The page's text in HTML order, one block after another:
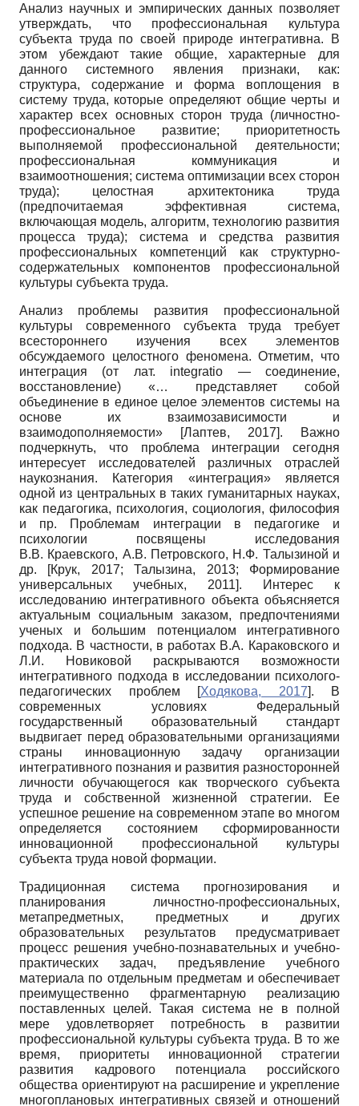
Анализ научных и эмпирических данных позволяет
утверждать, что профессиональная культура
субъекта труда по своей природе интегративна. В
этом убеждают такие общие, характерные для
данного системного явления признаки, как:
структура, содержание и форма воплощения в
систему труда, которые определяют общие черты и
характер всех основных сторон труда (личностно-
профессиональное развитие; приоритетность
выполняемой профессиональной деятельности;
профессиональная коммуникация и
взаимоотношения; система оптимизации всех сторон
труда); целостная архитектоника труда
(предпочитаемая эффективная система,
включающая модель, алгоритм, технологию развития
процесса труда); система и средства развития
профессиональных компетенций как структурно-
содержательных компонентов профессиональной
культуры субъекта труда.
Анализ проблемы развития профессиональной
культуры современного субъекта труда требует
всестороннего изучения всех элементов
обсуждаемого целостного феномена. Отметим, что
интеграция (от лат. integratio — соединение,
восстановление) «… представляет собой
объединение в единое целое элементов системы на
основе их взаимозависимости и
взаимодополняемости»
[Лаптев, 2017]. Важно
подчеркнуть, что проблема интеграции сегодня
интересует исследователей различных отраслей
наукознания. Категория «интеграция» является
одной из центральных в таких гуманитарных науках,
как педагогика, психология, социология, философия
и пр. Проблемам интеграции в педагогике и
психологии посвящены исследования
В.В. Краевского, А.В. Петровского, Н.Ф. Талызиной и
др. [Крук, 2017;Талызина, 2013; Формирование
универсальных учебных, 2011]. Интерес к
исследованию интегративного объекта объясняется
актуальным социальным заказом, предпочтениями
ученых и большим потенциалом интегративного
подхода. В частности, в работах В.А. Караковского и
Л.И. Новиковой раскрываются возможности
интегративного подхода в исследовании психолого-
педагогических проблем
[Ходякова, 2017]. В
современных условиях Федеральный
государственный образовательный стандарт
выдвигает перед образовательными организациями
страны инновационную задачу организации
интегративного познания и развития разносторонней
личности обучающегося как творческого субъекта
труда и собственной жизненной стратегии. Ее
успешное решение на современном этапе во многом
определяется состоянием сформированности
инновационной профессиональной культуры
субъекта труда новой формации.
Традиционная система прогнозирования и
планирования личностно-профессиональных,
метапредметных, предметных и других
образовательных результатов предусматривает
процесс решения учебно-познавательных и учебно-
практических задач, предъявление учебного
материала по отдельным предметам и обеспечивает
преимущественно фрагментарную реализацию
поставленных целей. Такая система не в полной
мере удовлетворяет потребность в развитии
профессиональной культуры субъекта труда. В то же
время, приоритеты инновационной стратегии
развития кадрового потенциала российского
общества ориентируют на расширение и укрепление
многоплановых интегративных связей и отношений